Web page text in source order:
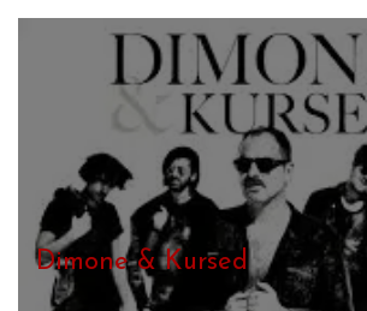
Dimone & Kursed